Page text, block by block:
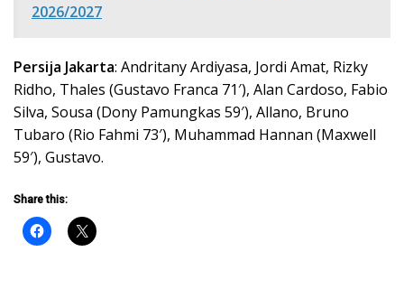
2026/2027
Persija Jakarta: Andritany Ardiyasa, Jordi Amat, Rizky
Ridho, Thales (Gustavo Franca 71′), Alan Cardoso, Fabio
Silva, Sousa (Dony Pamungkas 59′), Allano, Bruno
Tubaro (Rio Fahmi 73′), Muhammad Hannan (Maxwell
59′), Gustavo.
Share this: